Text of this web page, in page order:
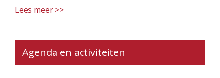
Lees meer >>
Agenda en activiteiten